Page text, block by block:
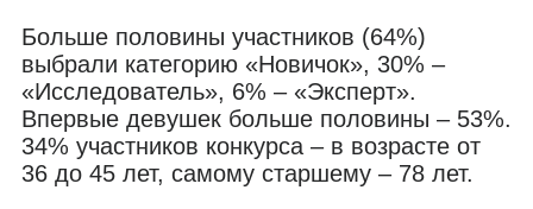
Больше половины участников (64%)
выбрали категорию «Новичок», 30% –
«Исследователь», 6% – «Эксперт».
Впервые девушек больше половины – 53%.
34% участников конкурса – в возрасте от
36 до 45 лет, самому старшему – 78 лет.